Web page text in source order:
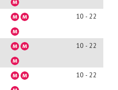
10 - 22
10 - 22
10 - 22